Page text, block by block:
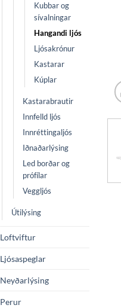
Kubbar og
sívalningar
Hangandi ljós
Ljósakrónur
Kastarar
Kúplar
Kastarabrautir
Innfelld ljós
Innréttingaljós
Iðnaðarlýsing
Led borðar og
prófílar
Veggljós
Útilýsing
Loftviftur
Ljósaspeglar
Neyðarlýsing
Perur